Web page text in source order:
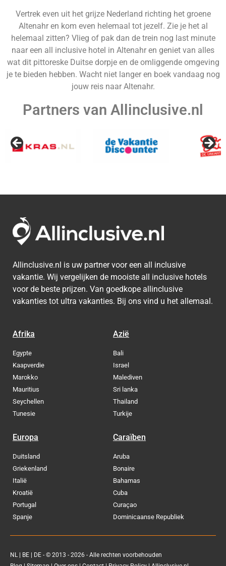
Mexico Sri lanka
Vertrek even uit het grijze Nederland richting het groene
Altenahr en kom even helemaal tot jezelf. Zie je het al
helemaal zitten? Vlieg of pak dan de trein nog last minute
naar een all inclusive hotel in Altenahr en geniet van alles
wat dit pittoreske Duitse dorpje en de omliggende omgeving
je te bieden hebben. Wacht niet langer en boek vandaag nog
jouw reis naar Altenahr.
Partners van Allinclusive.nl
Allinclusive.nl is uw partner voor een all inclusive
vakantie. Wij vergelijken de mooiste all inclusive hotels
voor de beste prijzen. Van goedkope allinclusive
vakanties tot ultra vakanties. Bij ons vind u het allemaal.
Afrika
Egypte
Kaapverdie
Marokko
Mauritius
Seychellen
Tunesie
Azië
Bali
Israel
Malediven
Sri lanka
Thailand
Turkije
Europa
Duitsland
Griekenland
Italië
Kroatië
Portugal
Spanje
Caraïben
Aruba
Bonaire
Bahamas
Cuba
Curaçao
Dominicaanse Republiek
NL | BE | DE - © 2013 - 2026 - Alle rechten voorbehouden